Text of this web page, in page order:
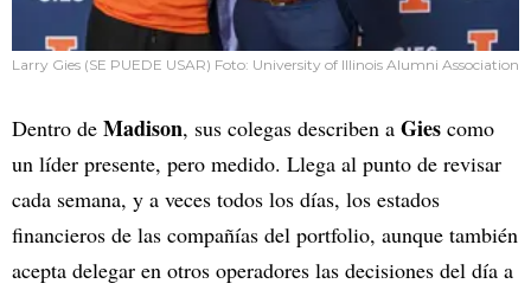
Larry Gies (SE PUEDE USAR) Foto: University of Illinois Alumni Association
Dentro de Madison, sus colegas describen a Gies como
un líder presente, pero medido. Llega al punto de revisar
cada semana, y a veces todos los días, los estados
financieros de las compañías del portfolio, aunque también
acepta delegar en otros operadores las decisiones del día a